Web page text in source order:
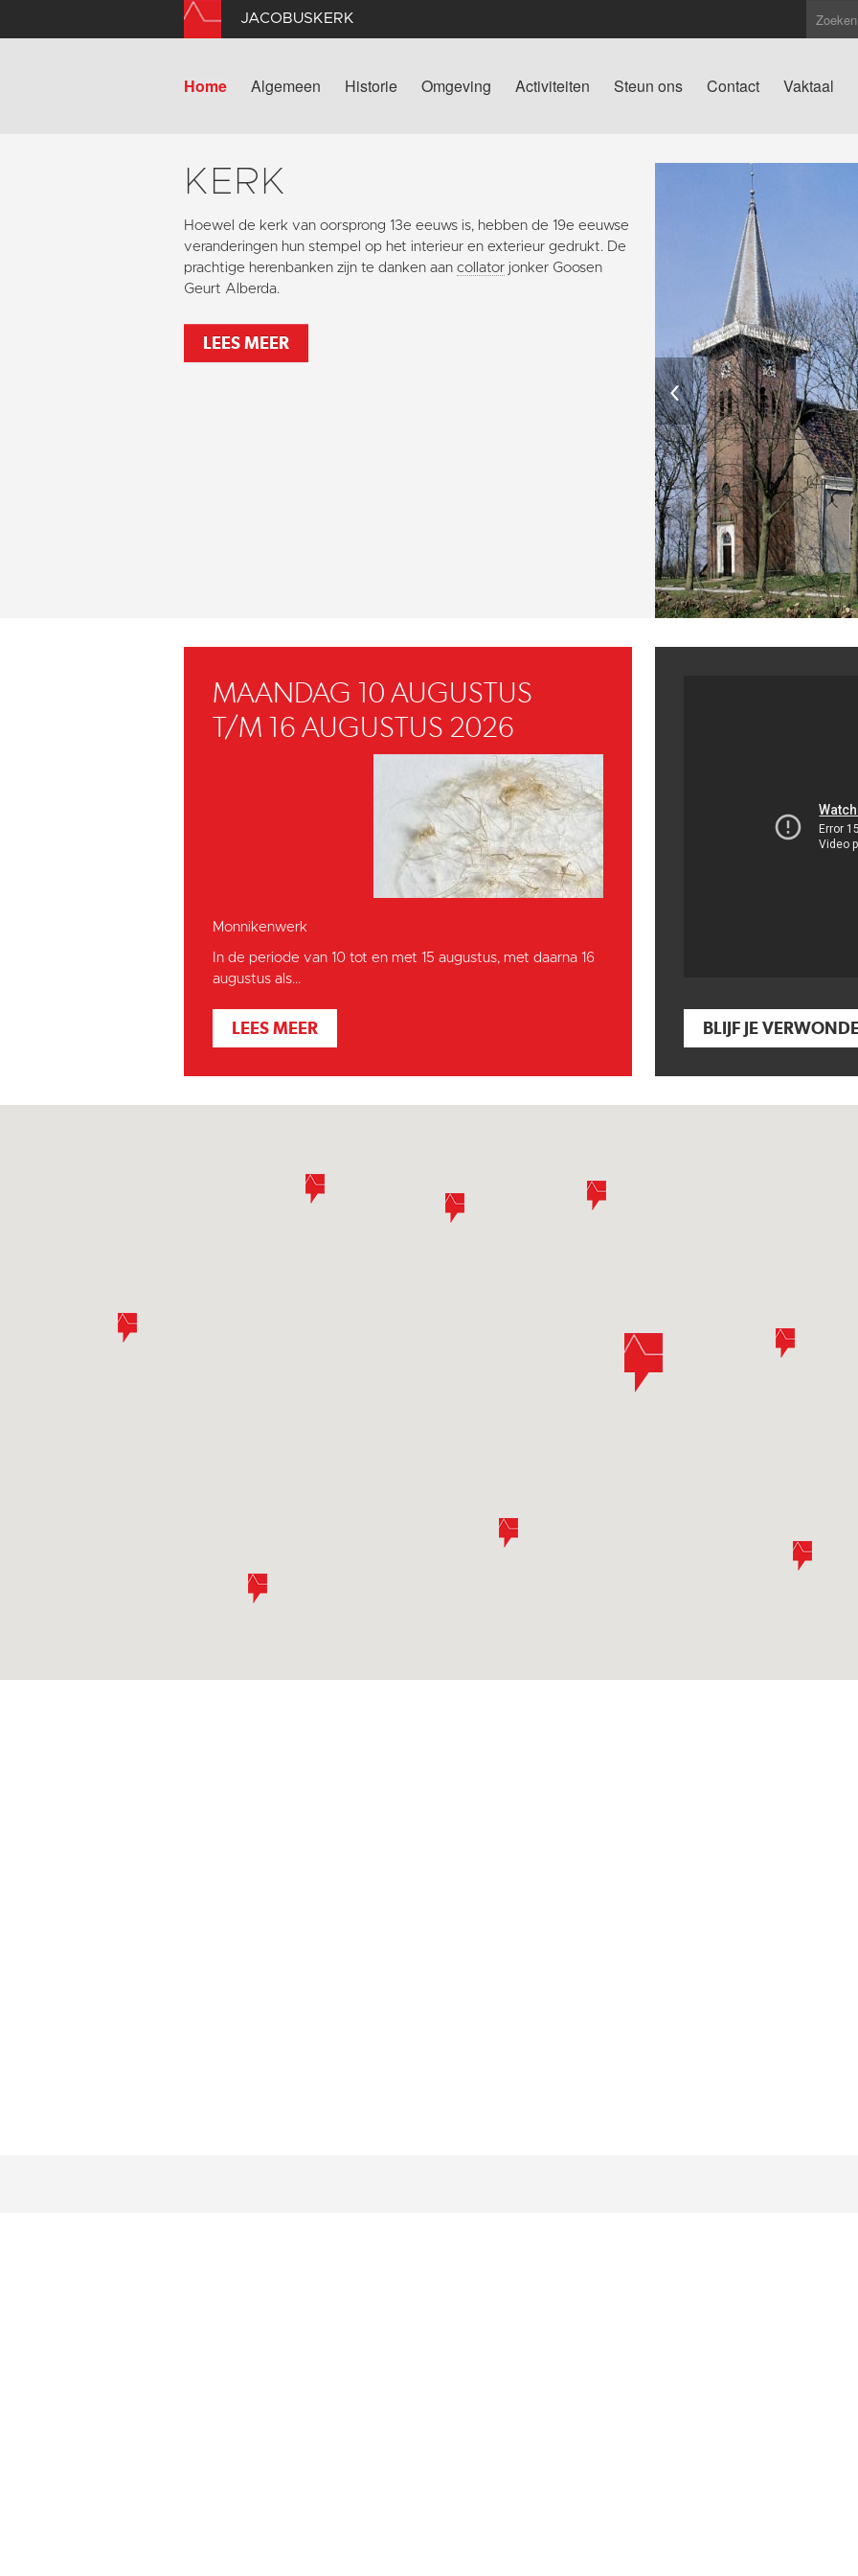
JACOBUSKERK
Home Algemeen Historie Omgeving Activiteiten Steun ons Contact Vaktaal
KERK
Hoewel de kerk van oorsprong 13e eeuws is, hebben de 19e eeuwse
veranderingen hun stempel op het interieur en exterieur gedrukt. De
prachtige herenbanken zijn te danken aan collator jonker Goosen
Geurt Alberda.
LEES MEER
‹
MAANDAG 10 AUGUSTUS
T/M 16 AUGUSTUS 2026
Monnikenwerk
In de periode van 10 tot en met 15 augustus, met daarna 16
augustus als...
LEES MEER BLIJF JE